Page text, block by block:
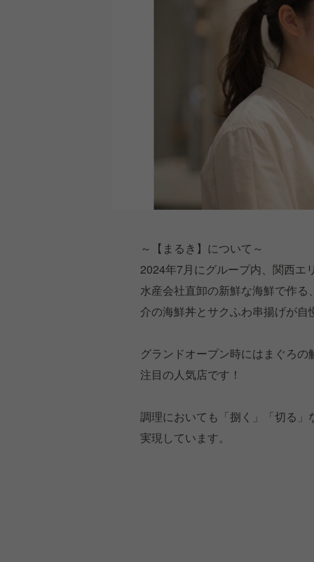
～【まるき】について～
2024年7月にグループ内、関西エ
水産会社直卸の新鮮な海鮮で作
介の海鮮丼とサクふわ串揚げが自
グランドオープン時にはまぐろ
注目の人気店です！
調理においても「捌く」「切る
実現しています。